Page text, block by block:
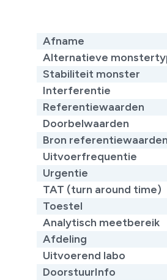
Afname
Alternatieve
Stabiliteit monster
Interferentie
Referentiewaarden
Doorbelwaarden
Bron referentiewaarden
Uitvoerfrequentie
Urgentie
TAT (turn around time)
Toestel
Analytisch meetbereik
Afdeling
Uitvoerend labo
DoorstuurInfo